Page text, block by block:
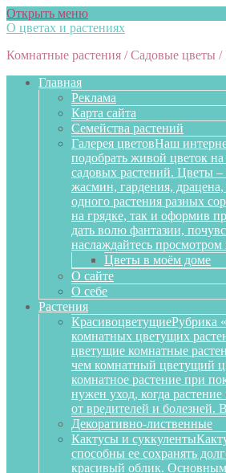
Открыть меню
О цветах и растениях
Комнатные растения / Садовые цветы
Главная
Реклама
Карта сайта
Семейства растений
Галерея цветовНаш
подобрать живой цветок
садовых растений. Цветы
жасмин, гардения,
одного растения разных
на грядке, так и оформив
дать волю фантазии,
наслаждайтесь
Цветы в моём доме
О сайте
О себе
Растения
КрасивоцветущиеРубрика
комнатных цветущих
цветущие комнатные
чем комнатный цветущий
комнатное растение при
нужен уход, когда
от вредителей и болезней.
Декоративно-лиственные
Кактусы и суккуленты
способны ее сохранять
красивый облик. Основным